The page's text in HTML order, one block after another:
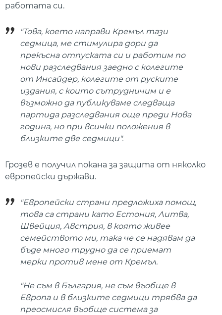
работата си.
"Това, което направи Кремъл тази
седмица, ме стимулира дори да
прекъсна отпуската си и работим по
нови разследвания заедно с колегите
от Инсайдер, колегите от руските
издания, с които сътрудничим и е
възможно да публикуваме следваща
партида разследвания още преди Нова
година, но при всички положения в
близките две седмици".
Грозев е получил покана за защита от няколко
европейски държави.
"Европейски страни предложиха помощ,
това са страни като Естония, Литва,
Швейция, Австрия, в която живее
семейството ми, така че се надявам да
бъде много трудно да се приемат
мерки против мене от Кремъл.
"Не съм в България, не съм въобще в
Европа и в близките седмици трябва да
преосмисля въобще система за